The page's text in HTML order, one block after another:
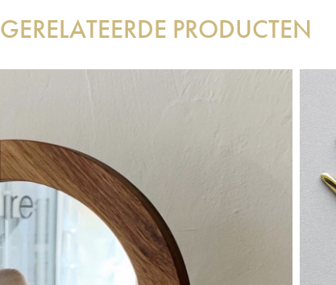
GERELATEERDE PRODUCTEN